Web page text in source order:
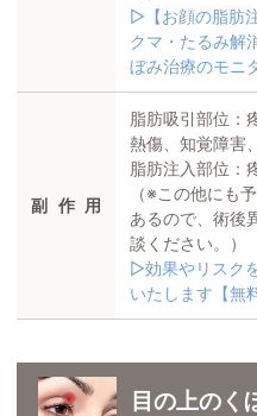
▷【お顔の脂肪
クマ・たるみ解
ぼみ治療のモニ
副作用
脂肪吸引部位：
熱傷、知覚障害
脂肪注入部位：
（※この他にも
あるので、術後
談ください。）
▷効果やリスク
いたします【無
目の上のく